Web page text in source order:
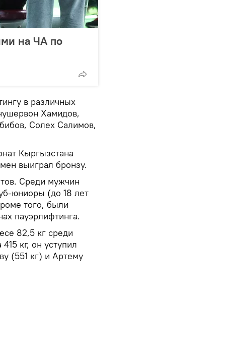
на ЧА по
в различных
Хамидов,
Солех Салимов,
Кыргызстана
выиграл бронзу.
Среди мужчин
юниоры (до 18 лет
того, были
пауэрлифтинга.
82,5 кг среди
кг, он уступил
(551 кг) и Артему